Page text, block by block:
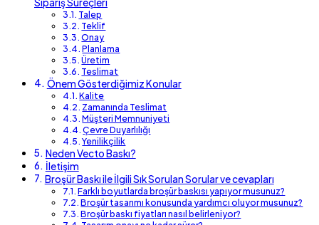
Sipariş Süreçleri
Talep
Teklif
Onay
Planlama
Üretim
Teslimat
Önem Gösterdiğimiz Konular
Kalite
Zamanında Teslimat
Müşteri Memnuniyeti
Çevre Duyarlılığı
Yenilikçilik
Neden Vecto Baskı?
İletişim
Broşür Baskı ile İlgili Sık Sorulan Sorular ve cevapları
Farklı boyutlarda broşür baskısı yapıyor musunuz?
Broşür tasarımı konusunda yardımcı oluyor musunuz?
Broşür baskı fiyatları nasıl belirleniyor?